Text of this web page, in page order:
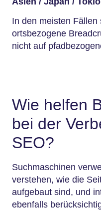
In den meisten
ortsbezogene
nicht auf
Wie helfen
bei der
SEO?
Suchmaschinen
verstehen, wie die
aufgebaut sind, und
ebenfalls